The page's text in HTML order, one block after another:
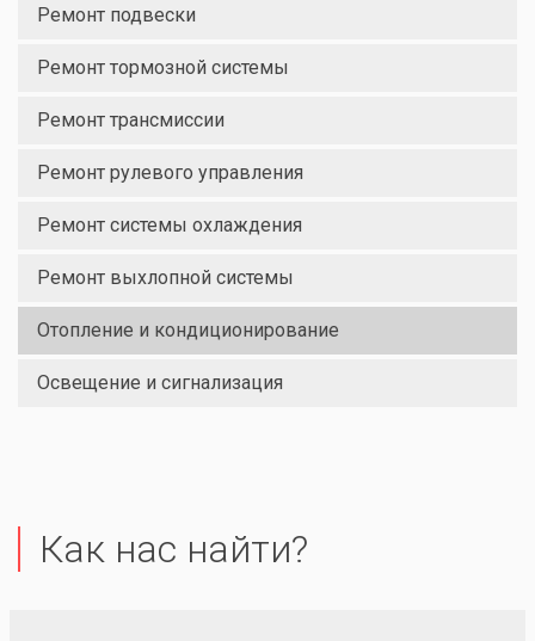
Ремонт подвески
Ремонт тормозной системы
Ремонт трансмиссии
Ремонт рулевого управления
Ремонт системы охлаждения
Ремонт выхлопной системы
Отопление и кондиционирование
Освещение и сигнализация
Как нас найти?